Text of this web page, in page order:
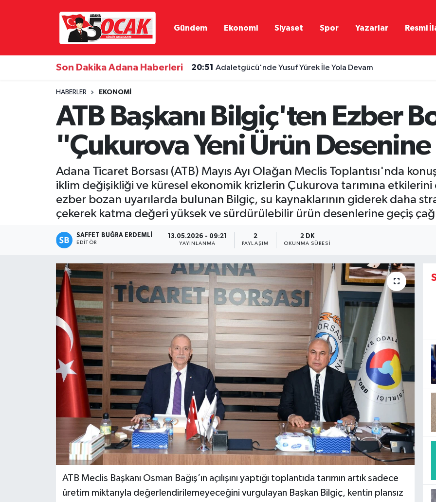
Gündem Ekonomi Siyaset Spor Yazarlar Resmi
Son Dakika Adana Haberleri 20:51 Adaletgücü'nde Yusuf Yürek İle Yola Devam
HABERLER EKONOMI
ATB Başkanı Bilgiç'ten Ezber
"Çukurova Yeni Ürün
Adana Ticaret Borsası (ATB) Mayıs Ayı Olağan Meclis Toplantısı'nda
iklim değişikliği ve küresel ekonomik krizlerin Çukurova tarımına
ezber bozan uyarılarda bulunan Bilgiç, su kaynaklarının giderek daha
çekerek katma değeri yüksek ve sürdürülebilir ürün desenlerine geçiş
SAFFET BUĞRA ERDEMLI
EDITÖR
13.05.2026 - 09:21
YAYINLANMA
2
PAYLAŞIM
2 DK
OKUNMA SÜRESI
ATB Meclis Başkanı Osman Bağış’ın açılışını yaptığı toplantıda tarımın artık sadece
üretim miktarıyla değerlendirilemeyeceğini vurgulayan Başkan Bilgiç, kentin plansız
Gündem
Haber Reklam
Magazin
Resmi İlanlar
Yerel Yönetimler
Adana Nöbetçi Eczaneler
Adana Hava Durumu
Adana Trafik Yoğunluk Haritası
Süper Lig Puan Durumu ve Fikstür
Tüm Manşetler
Son Dakika Haberleri
Haber Arşivi